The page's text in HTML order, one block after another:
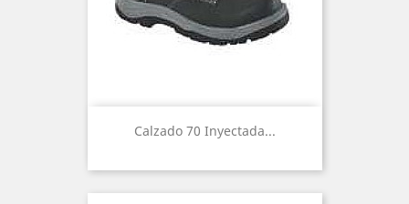
Calzado 70 Inyectada...